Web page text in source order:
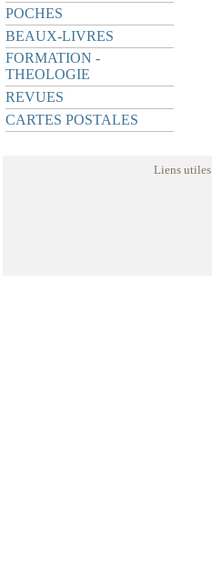
POCHES
BEAUX-LIVRES
FORMATION -
THEOLOGIE
REVUES
CARTES POSTALES
Liens utiles